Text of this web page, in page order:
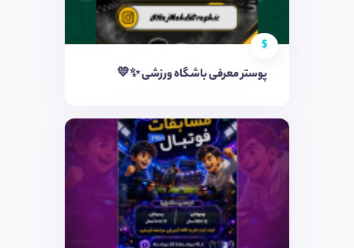
$
پوستر معرفی باشگاه ورزشی ✨💛